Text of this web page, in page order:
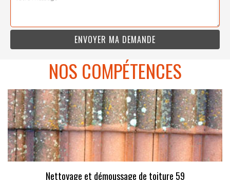
NOS COMPÉTENCES
Nettoyage et démoussage de toiture 59